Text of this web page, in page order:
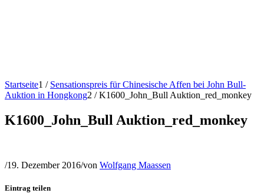
Startseite1 / Sensationspreis für Chinesische Affen bei John Bull-
Auktion in Hongkong2 / K1600_John_Bull Auktion_red_monkey
K1600_John_Bull Auktion_red_monkey
/19. Dezember 2016/von Wolfgang Maassen
Eintrag teilen